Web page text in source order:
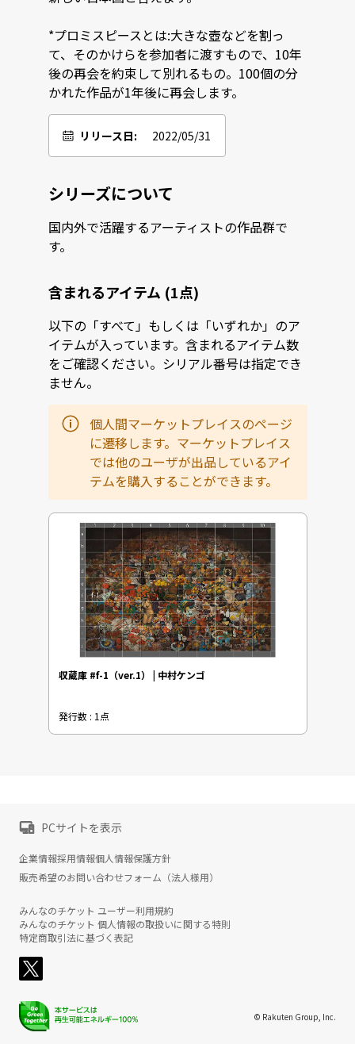
*プロミスピースとは:大きな壺などを割っ
て、そのかけらを参加者に渡すもので、10年
後の再会を約束して別れるもの。100個の分
かれた作品が1年後に再会します。
リリース日: 2022/05/31
シリーズについて
国内外で活躍するアーティストの作品群で
す。
含まれるアイテム (1点)
以下の「すべて」もしくは「いずれか」のア
イテムが入っています。含まれるアイテム数
をご確認ください。シリアル番号は指定でき
ません。
個人間マーケットプレイスのページ
に遷移します。マーケットプレイス
では他のユーザが出品しているアイ
テムを購入することができます。
収蔵庫 #f-1（ver.1） | 中村ケンゴ
発行数 : 1点
PCサイトを表示
企業情報採用情報個人情報保護方針
販売希望のお問い合わせフォーム（法人様用）
みんなのチケット ユーザー利用規約
みんなのチケット 個人情報の取扱いに関する特則
特定商取引法に基づく表記
© Rakuten Group, Inc.